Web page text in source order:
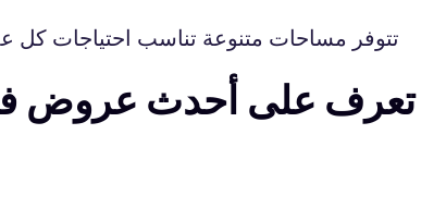
تتوفر مساحات متنوعة تناسب احتياجات كل
تعرف على أحدث عروض فلل